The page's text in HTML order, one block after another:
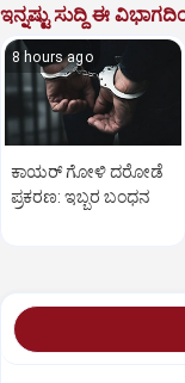
ಇನ್ನಷ್ಟು ಸುದ್ದಿ ಈ
8 hours ago
ಕಾಯರ್ ಗೋಳಿ ದರೋಡೆ
ಪ್ರಕರಣ: ಇಬ್ಬರ ಬಂಧನ